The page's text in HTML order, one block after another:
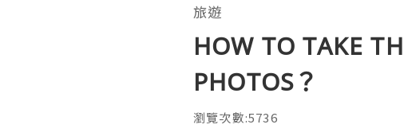
旅遊
HOW TO TAKE
PHOTOS？
瀏覽次數:5736